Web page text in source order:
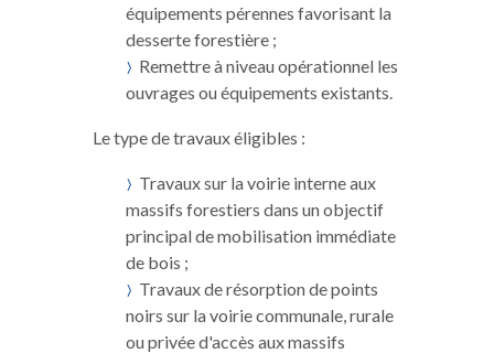
équipements pérennes favorisant la
desserte forestière ;
Remettre à niveau opérationnel les
ouvrages ou équipements existants.
Le type de travaux éligibles :
Travaux sur la voirie interne aux
massifs forestiers dans un objectif
principal de mobilisation immédiate
de bois ;
Travaux de résorption de points
noirs sur la voirie communale, rurale
ou privée d'accès aux massifs